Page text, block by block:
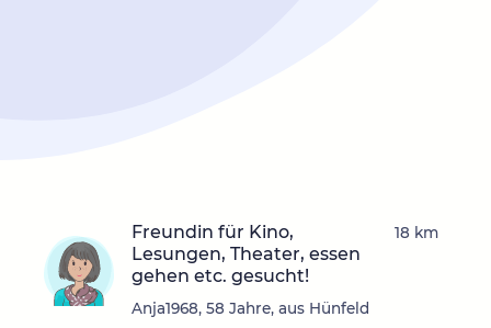
Freundin für Kino,
Lesungen, Theater, essen
gehen etc. gesucht!
Anja1968, 58 Jahre, aus Hünfeld
18 km